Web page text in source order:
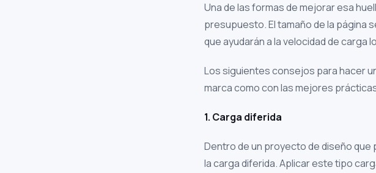
Una de las formas de mejorar esa
presupuesto. El tamaño de la página
que ayudarán a la velocidad de carga
Los siguientes consejos para hacer
marca como con las mejores
1. Carga diferida
Dentro de un proyecto de diseño
la carga diferida. Aplicar este tipo